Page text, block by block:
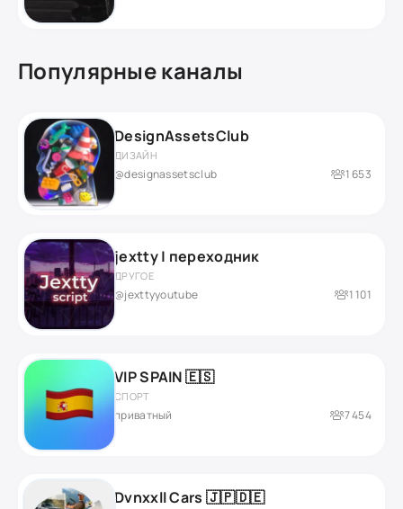
Популярные каналы
DesignAssetsClub
ДИЗАЙН
@designassetsclub 1 653
jextty | переходник
ДРУГОЕ
@jexttyyoutube 1 101
VIP SPAIN 🇪🇸
СПОРТ
приватный 7 454
Dvnxxll Cars 🇯🇵🇩🇪